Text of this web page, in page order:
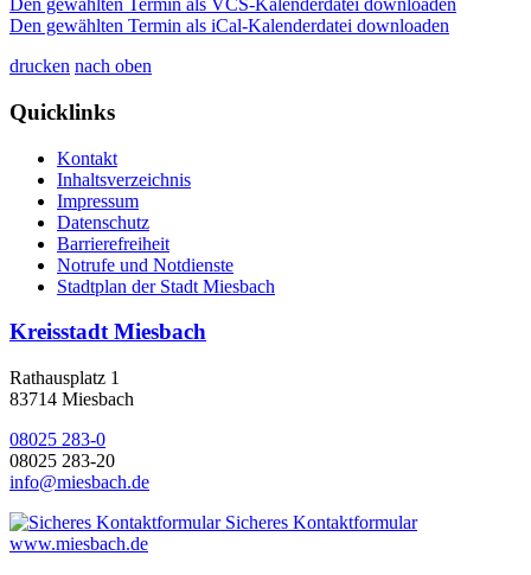
Den gewählten Termin als VCS-Kalenderdatei downloaden
Den gewählten Termin als iCal-Kalenderdatei downloaden
drucken nach oben
Quicklinks
Kontakt
Inhaltsverzeichnis
Impressum
Datenschutz
Barrierefreiheit
Notrufe und Notdienste
Stadtplan der Stadt Miesbach
Kreisstadt Miesbach
Rathausplatz 1
83714 Miesbach
08025 283-0
08025 283-20
info@miesbach.de
Sicheres Kontaktformular
www.miesbach.de